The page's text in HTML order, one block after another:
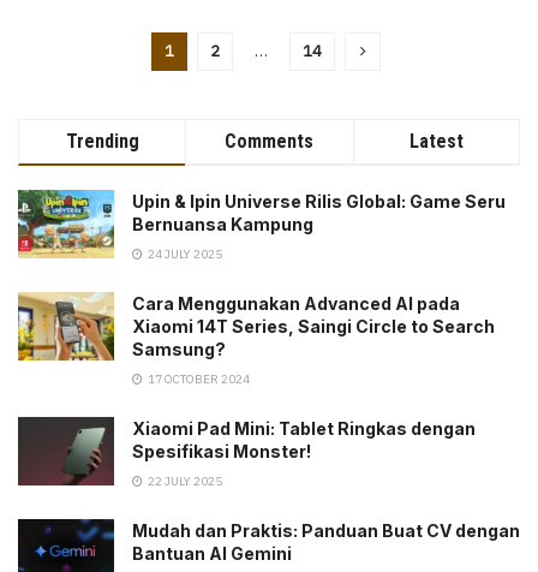
1 2 … 14
Trending Comments Latest
Upin & Ipin Universe Rilis Global: Game Seru
Bernuansa Kampung
24 JULY 2025
Cara Menggunakan Advanced AI pada
Xiaomi 14T Series, Saingi Circle to Search
Samsung?
17 OCTOBER 2024
Xiaomi Pad Mini: Tablet Ringkas dengan
Spesifikasi Monster!
22 JULY 2025
Mudah dan Praktis: Panduan Buat CV dengan
Bantuan AI Gemini